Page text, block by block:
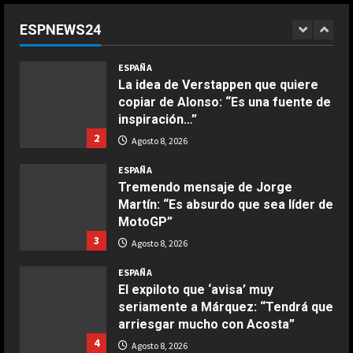
ESPNEWS24
2
3
ESPAÑA
Tremendo mensaje de Jorge
Martín: “Es absurdo que sea líder de
MotoGP”
Agosto 8, 2026
4
ESPAÑA
El expiloto que ‘avisa’ muy
seriamente a Márquez: “Tendrá que
arriesgar mucho con Acosta”
Agosto 8, 2026
5
ESPAÑA
El Senado de EE.UU. aprueba
sanciones que apuntan contra Putin
y los ingresos energéticos de Rusia
Agosto 8, 2026
2
COCINA
Boquerones fritos en freidora de
aire
Aprile 24, 2026
Buñuelos de alcachofas
Aprile 5, 2026
Ternera guisada con senderuelas
Marzo 20, 2026